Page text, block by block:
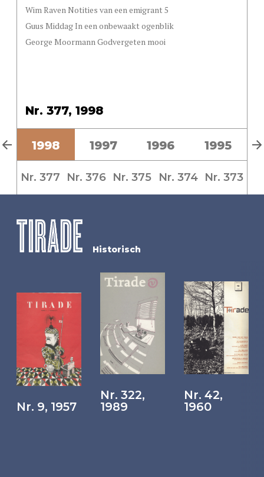
Wim Raven Notities van een emigrant 5
Guus Middag In een onbewaakt ogenblik
George Moormann Godvergeten mooi
Nr. 377, 1998
1998 1997 1996 1995
Nr. 377 Nr. 376 Nr. 375 Nr. 374 Nr. 373
Historisch
Nr. 9, 1957
Nr. 322,
1989
Nr. 42,
1960